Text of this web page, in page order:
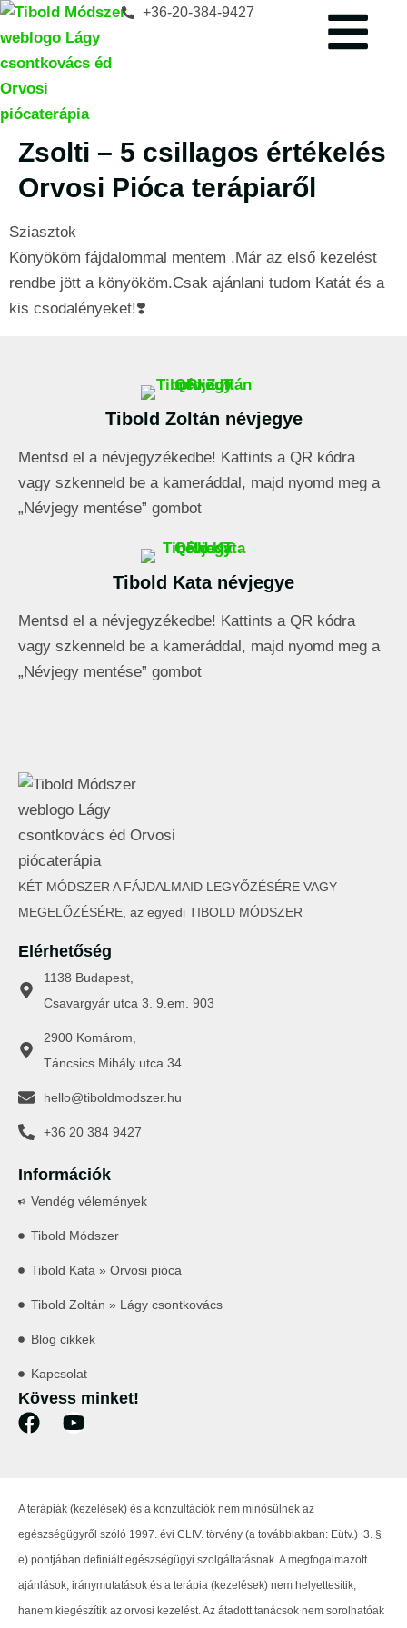
+36-20-384-9427
Zsolti – 5 csillagos értékelés
Orvosi Pióca terápiaről
Sziasztok
Könyököm fájdalommal mentem .Már az első kezelést
rendbe jött a könyököm.Csak ajánlani tudom Katát és a
kis csodalényeket!❣️
Tibold Zoltán névjegye
Mentsd el a névjegyzékedbe! Kattints a QR kódra
vagy szkenneld be a kameráddal, majd nyomd meg a
„Névjegy mentése” gombot
Tibold Kata névjegye
Mentsd el a névjegyzékedbe! Kattints a QR kódra
vagy szkenneld be a kameráddal, majd nyomd meg a
„Névjegy mentése” gombot
KÉT MÓDSZER A FÁJDALMAID LEGYŐZÉSÉRE VAGY
MEGELŐZÉSÉRE, az egyedi TIBOLD MÓDSZER
Elérhetőség
1138 Budapest,
Csavargyár utca 3. 9.em. 903
2900 Komárom,
Táncsics Mihály utca 34.
hello@tiboldmodszer.hu
+36 20 384 9427
Információk
Vendég vélemények
Tibold Módszer
Tibold Kata » Orvosi pióca
Tibold Zoltán » Lágy csontkovács
Blog cikkek
Kapcsolat
Kövess minket!
A terápiák (kezelések) és a konzultációk nem minősülnek az
egészségügyről szóló 1997. évi CLIV. törvény (a továbbiakban: Eütv.) 3. §
e) pontjában definiált egészségügyi szolgáltatásnak. A megfogalmazott
ajánlások, iránymutatások és a terápia (kezelések) nem helyettesítik,
hanem kiegészítik az orvosi kezelést. Az átadott tanácsok nem sorolhatóak